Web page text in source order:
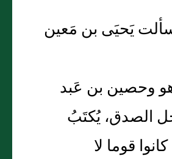
يَحيَى بن مَعين
وحصين بن عَبد
الصدق، يُكتَبُ
قوما لا